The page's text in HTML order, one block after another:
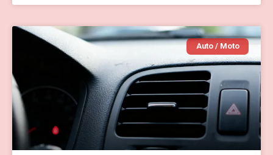
Auto / Moto